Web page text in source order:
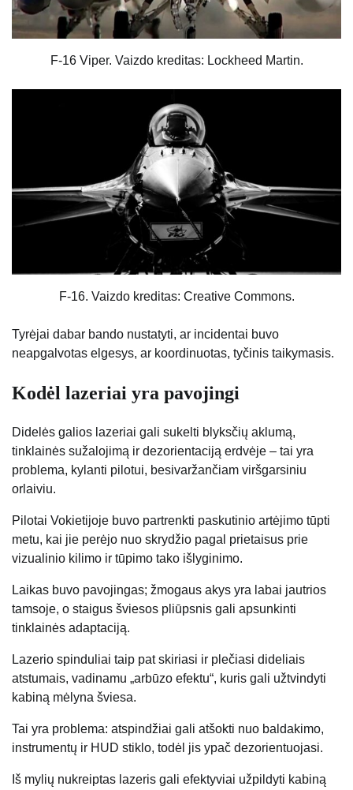
F-16 Viper. Vaizdo kreditas: Lockheed Martin.
F-16. Vaizdo kreditas: Creative Commons.
Tyrėjai dabar bando nustatyti, ar incidentai buvo
neapgalvotas elgesys, ar koordinuotas, tyčinis taikymasis.
Kodėl lazeriai yra pavojingi
Didelės galios lazeriai gali sukelti blyksčių aklumą,
tinklainės sužalojimą ir dezorientaciją erdvėje – tai yra
problema, kylanti pilotui, besivaržančiam viršgarsiniu
orlaiviu.
Pilotai Vokietijoje buvo partrenkti paskutinio artėjimo tūpti
metu, kai jie perėjo nuo skrydžio pagal prietaisus prie
vizualinio kilimo ir tūpimo tako išlyginimo.
Laikas buvo pavojingas; žmogaus akys yra labai jautrios
tamsoje, o staigus šviesos pliūpsnis gali apsunkinti
tinklainės adaptaciją.
Lazerio spinduliai taip pat skiriasi ir plečiasi dideliais
atstumais, vadinamu „arbūzo efektu“, kuris gali užtvindyti
kabiną mėlyna šviesa.
Tai yra problema: atspindžiai gali atšokti nuo baldakimo,
instrumentų ir HUD stiklo, todėl jis ypač dezorientuojasi.
Iš mylių nukreiptas lazeris gali efektyviai užpildyti kabiną